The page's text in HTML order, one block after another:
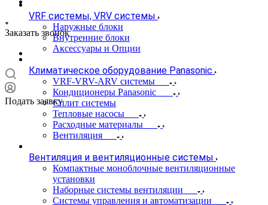
Заказать звонок
Подать заявку
VRF системы, VRV системы
Наружные блоки
Внутренние блоки
Аксессуары и Опции
Климатическое оборудование Panasonic
VRF-VRV-ARV системы
Кондиционеры Panasonic
Сплит системы
Тепловые насосы
Расходные материалы
Вентиляция
Вентиляция и вентиляционные системы
Компактные моноблочные вентиляционные
установки
Наборные системы вентиляции
Системы управления и автоматизации